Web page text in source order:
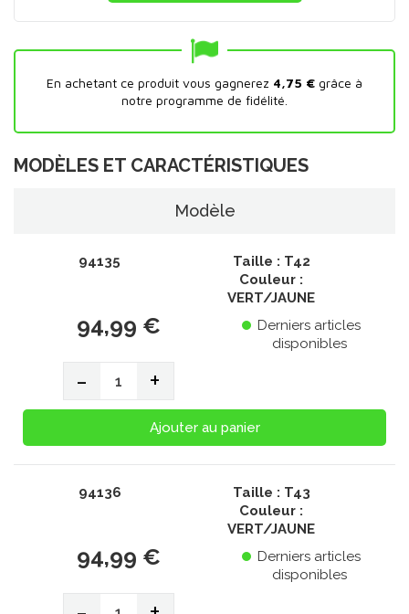
En achetant ce produit vous gagnerez 4,75 € grâce à
notre programme de fidélité.
MODÈLES ET CARACTÉRISTIQUES
Modèle
94135
Taille : T42
Couleur :
VERT/JAUNE
Derniers articles
disponibles
94,99 €
- +
Ajouter au panier
94136
Taille : T43
Couleur :
VERT/JAUNE
Derniers articles
disponibles
94,99 €